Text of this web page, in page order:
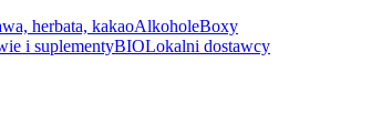
herbata, kakaoAlkoholeBoxy
i suplementyBIOLokalni dostawcy